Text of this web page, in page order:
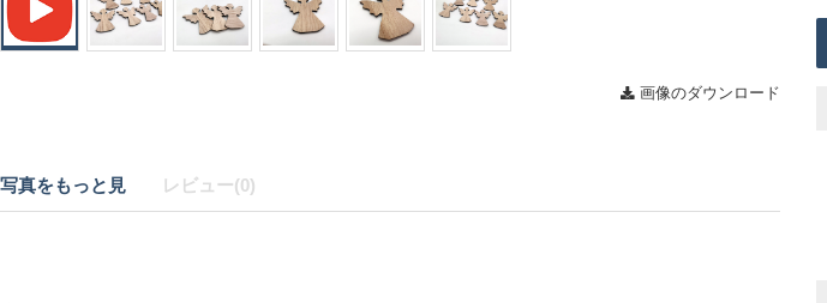
画像のダウンロード
写真をもっと見 レビュー(0)